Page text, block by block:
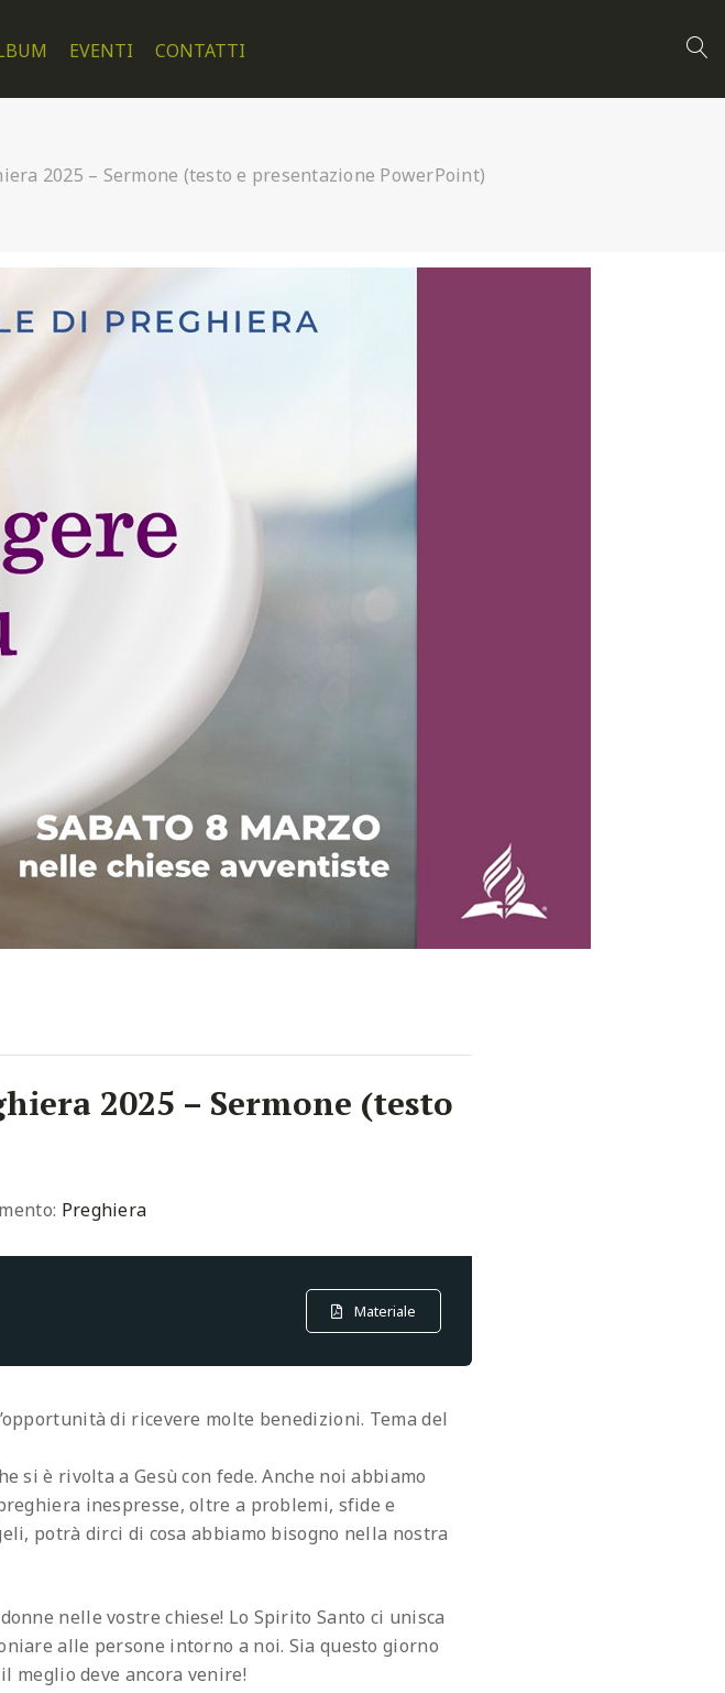
EVENTI CONTATTI
2025 – Sermone (testo e presentazione PowerPoint)
2025 – Sermone (testo
Preghiera
Materiale
di ricevere molte benedizioni. Tema del
si è rivolta a Gesù con fede. Anche noi abbiamo
inespresse, oltre a problemi, sfide e
potrà dirci di cosa abbiamo bisogno nella nostra
nelle vostre chiese! Lo Spirito Santo ci unisca
alle persone intorno a noi. Sia questo giorno
meglio deve ancora venire!